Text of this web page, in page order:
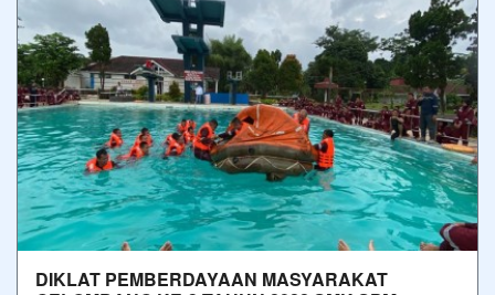
DIKLAT PEMBERDAYAAN MASYARAKAT